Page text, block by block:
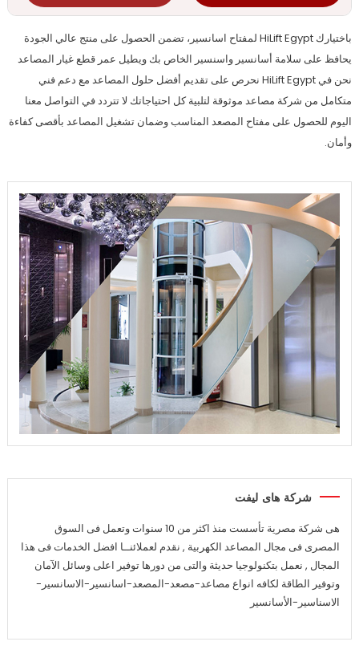
باختيارك HiLift Egypt لمفتاح اسانسير، تضمن الحصول على منتج عالي الجودة
يحافظ على سلامة أسانسير واسنسير الخاص بك ويطيل عمر قطع غيار المصاعد
نحن في HiLift Egypt نحرص على تقديم أفضل حلول المصاعد مع دعم فني
متكامل من شركة مصاعد موثوقة لتلبية كل احتياجاتك لا تتردد في التواصل معنا
اليوم للحصول على مفتاح المصعد المناسب وضمان تشغيل المصاعد بأقصى كفاءة
وأمان.
شركة هاى ليفت
هى شركة مصرية تأسست منذ اكثر من 10 سنوات وتعمل فى السوق
المصرى فى مجال المصاعد الكهربية , نقدم لعملائنــا افضل الخدمات فى هذا
المجال , نعمل بتكنولوجيا حديثة والتى من دورها توفير اعلى وسائل الآمان
وتوفير الطاقة لكافه انواع مصاعد-مصعد-المصعد-اسانسير-الاسانسير-
الاسناسير-الأسانسير